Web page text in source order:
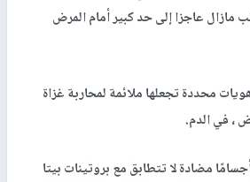
مازال عاجزا إلى حد كبير أمام المرض
محددة تجعلها ملائمة لمحاربة غزاة
، في الدم.
مضادة لا تتطابق مع بروتينات بيتا